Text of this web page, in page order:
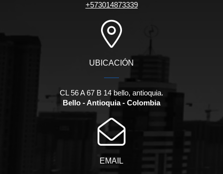
+573014873339
UBICACIÓN
CL 56 A 67 B 14 bello, antioquia.
Bello - Antioquia - Colombia
EMAIL